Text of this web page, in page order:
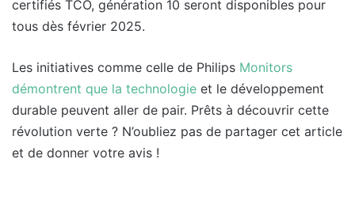
certifiés TCO, génération 10 seront disponibles pour
tous dès février 2025.
Les initiatives comme celle de Philips Monitors
démontrent que la technologie et le développement
durable peuvent aller de pair. Prêts à découvrir cette
révolution verte ? N’oubliez pas de partager cet article
et de donner votre avis !